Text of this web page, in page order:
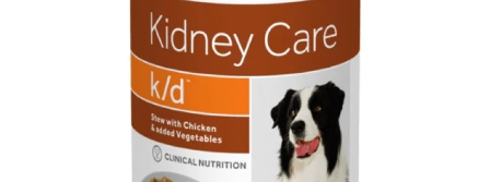
Оставить отзыв
Оформление заказа